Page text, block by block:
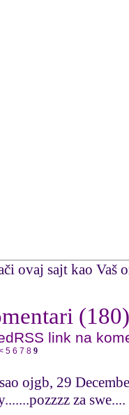
ovaj sajt kao Vaš
(180)
RSS link na
5 6 7 8 9
ojgb, 29
za swe....